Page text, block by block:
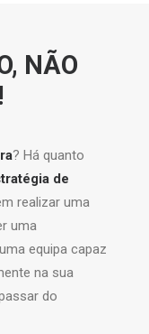
NÃO
? Há quanto
de
realizar uma
uma
equipa capaz
na sua
do